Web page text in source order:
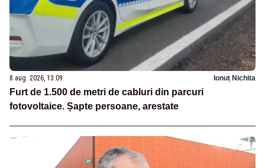
8 aug. 2026, 13:09 Ionuț Nichita
Furt de 1.500 de metri de cabluri din parcuri
fotovoltaice. Șapte persoane, arestate